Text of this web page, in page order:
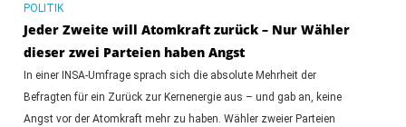
POLITIK
Jeder Zweite will Atomkraft zurück – Nur Wähler
dieser zwei Parteien haben Angst
In einer INSA-Umfrage sprach sich die absolute Mehrheit der
Befragten für ein Zurück zur Kernenergie aus – und gab an, keine
Angst vor der Atomkraft mehr zu haben. Wähler zweier Parteien